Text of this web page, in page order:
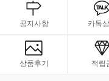
공지사항 카톡
상품후기 적립